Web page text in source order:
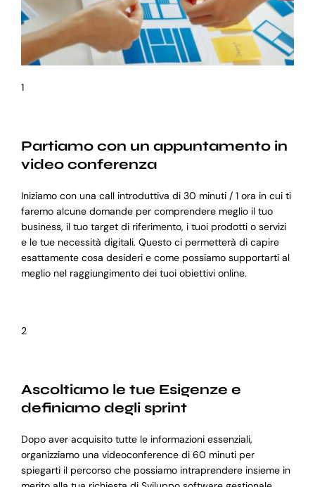
1
Partiamo con un appuntamento in
video conferenza
Iniziamo con una call introduttiva di 30 minuti / 1 ora in cui ti
faremo alcune domande per comprendere meglio il tuo
business, il tuo target di riferimento, i tuoi prodotti o servizi
e le tue necessità digitali. Questo ci permetterà di capire
esattamente cosa desideri e come possiamo supportarti al
meglio nel raggiungimento dei tuoi obiettivi online.
2
Ascoltiamo le tue Esigenze e
definiamo degli sprint
Dopo aver acquisito tutte le informazioni essenziali,
organizziamo una videoconference di 60 minuti per
spiegarti il percorso che possiamo intraprendere insieme in